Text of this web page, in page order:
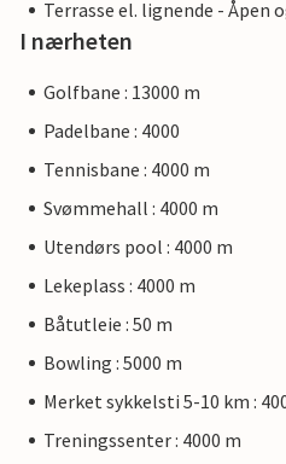
Terrasse el. lignende - Åpen
I nærheten
Golfbane : 13000 m
Padelbane : 4000
Tennisbane : 4000 m
Svømmehall : 4000 m
Utendørs pool : 4000 m
Lekeplass : 4000 m
Båtutleie : 50 m
Bowling : 5000 m
Merket sykkelsti 5-10 km :
Treningssenter : 4000 m